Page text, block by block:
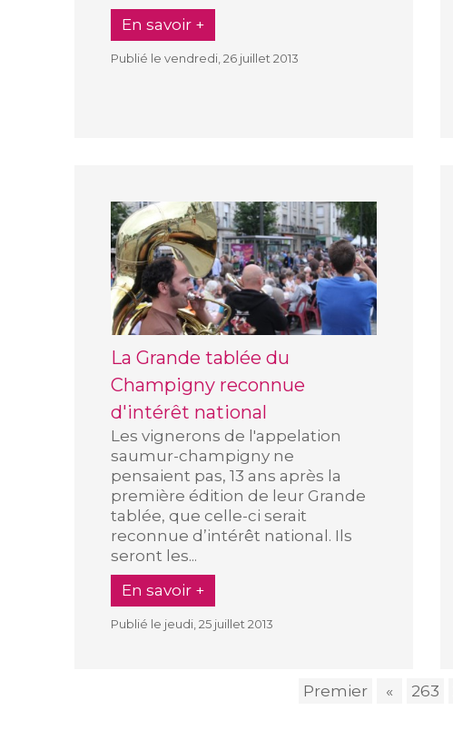
En savoir +
Publié le vendredi, 26 juillet 2013
La Grande tablée du
Champigny reconnue
d'intérêt national
Les vignerons de l'appelation
saumur-champigny ne
pensaient pas, 13 ans après la
première édition de leur Grande
tablée, que celle-ci serait
reconnue d’intérêt national. Ils
seront les...
En savoir +
Publié le jeudi, 25 juillet 2013
Premier « 263